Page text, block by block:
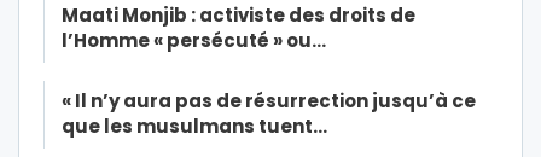
Maati Monjib : activiste des droits de
l’Homme « persécuté » ou…
« Il n’y aura pas de résurrection jusqu’à ce
que les musulmans tuent…